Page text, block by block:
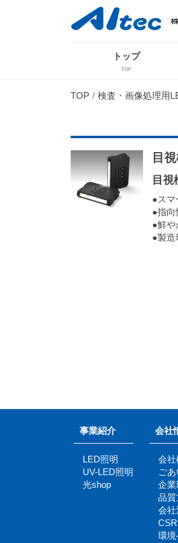
トップ
TOP
TOP 検査・画像処理用
目
目
●スマ
●指向
●鮮や
●製造
事業紹介
LED照明
UV-LED照明
光shop
会社
会
ご
企業
品
会
環境